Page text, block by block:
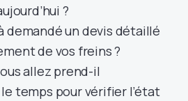
?
demandé un devis détaillé
de vos freins ?
allez prend-il
temps pour vérifier l’état